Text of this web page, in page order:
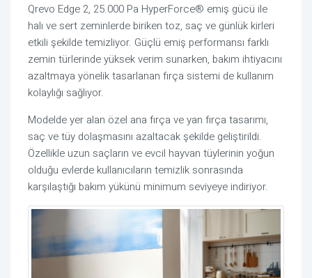
Qrevo Edge 2, 25.000 Pa HyperForce® emiş gücü ile
halı ve sert zeminlerde biriken toz, saç ve günlük kirleri
etkili şekilde temizliyor. Güçlü emiş performansı farklı
zemin türlerinde yüksek verim sunarken, bakım ihtiyacını
azaltmaya yönelik tasarlanan fırça sistemi de kullanım
kolaylığı sağlıyor.
Modelde yer alan özel ana fırça ve yan fırça tasarımı,
saç ve tüy dolaşmasını azaltacak şekilde geliştirildi.
Özellikle uzun saçların ve evcil hayvan tüylerinin yoğun
olduğu evlerde kullanıcıların temizlik sonrasında
karşılaştığı bakım yükünü minimum seviyeye indiriyor.